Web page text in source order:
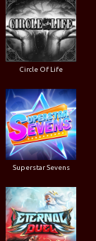
Circle Of Life
Superstar Sevens